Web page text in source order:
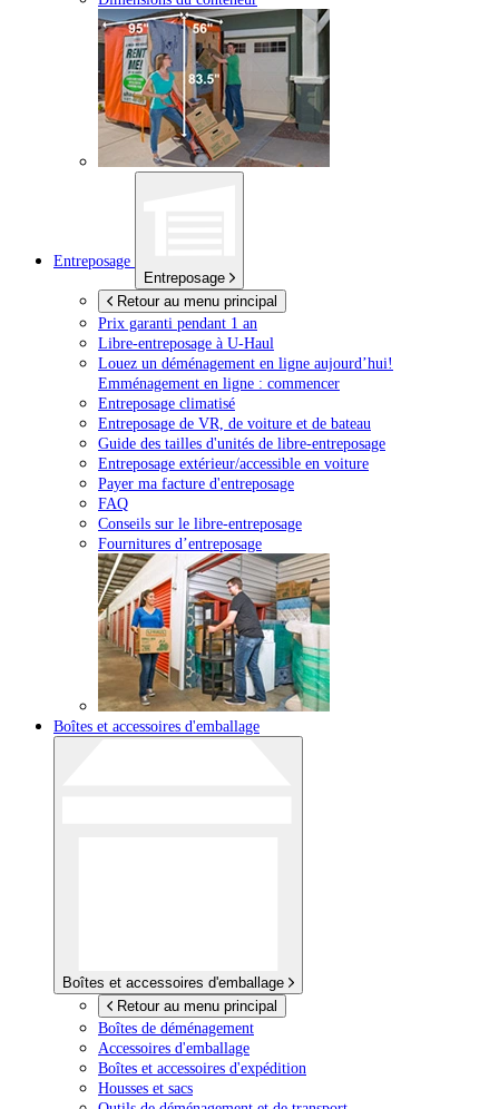
Entreposage
Entreposage
Retour au menu principal
Prix garanti pendant 1 an
Libre-entreposage à U-Haul
Louez un déménagement en ligne aujourd’hui!
Emménagement en ligne : commencer
Entreposage climatisé
Entreposage de VR, de voiture et de bateau
Guide des tailles d'unités de libre-entreposage
Entreposage extérieur/accessible en voiture
Payer ma facture d'entreposage
FAQ
Conseils sur le libre-entreposage
Fournitures d’entreposage
Boîtes et accessoires d'emballage
Boîtes et accessoires d'emballage
Retour au menu principal
Boîtes de déménagement
Accessoires d'emballage
Boîtes et accessoires d'expédition
Housses et sacs